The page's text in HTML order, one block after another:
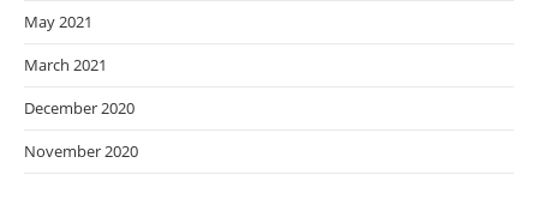
May 2021
March 2021
December 2020
November 2020